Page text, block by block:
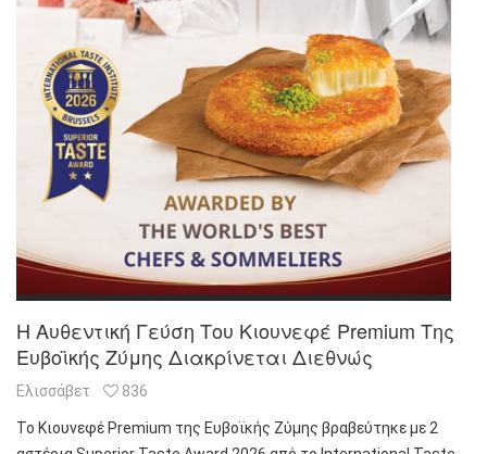
Η Αυθεντική Γεύση Του Κιουνεφέ Premium Της
Ευβοϊκής Ζύμης Διακρίνεται Διεθνώς
Ελισσάβετ 836
Το Κιουνεφέ Premium της Ευβοϊκής Ζύμης βραβεύτηκε με 2